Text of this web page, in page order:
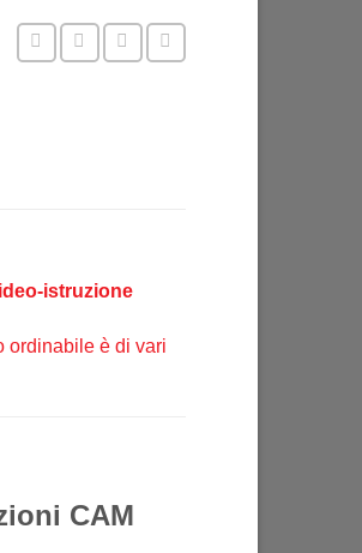
istruzione
ordinabile è di vari
CAM